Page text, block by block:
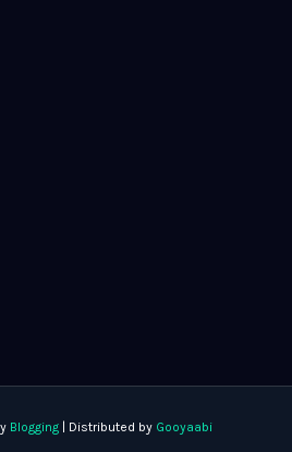
Blogging | Distributed by Gooyaabi